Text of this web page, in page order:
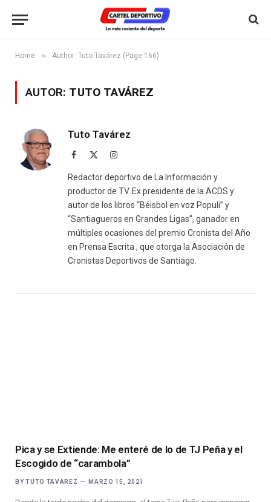
Home » Author: Tuto Tavárez (Page 166)
AUTOR: TUTO TAVÁREZ
Tuto Tavárez
Facebook Instagram
Redactor deportivo de La Información y
productor de TV. Ex presidente de la ACDS y
autor de los libros “Béisbol en voz Populi” y
“Santiagueros en Grandes Ligas”, ganador en
múltiples ocasiones del premio Cronista del Año
en Prensa Escrita , que otorga la Asociación de
Cronistas Deportivos de Santiago.
Pica y se Extiende: Me enteré de lo de TJ Peña y el
Escogido de “carambola”
BY TUTO TAVÁREZ MARZO 15, 2021